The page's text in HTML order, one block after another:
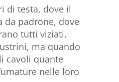
di testa, dove il
da padrone, dove
tutti viziati,
ma quando
cavoli quante
nelle loro